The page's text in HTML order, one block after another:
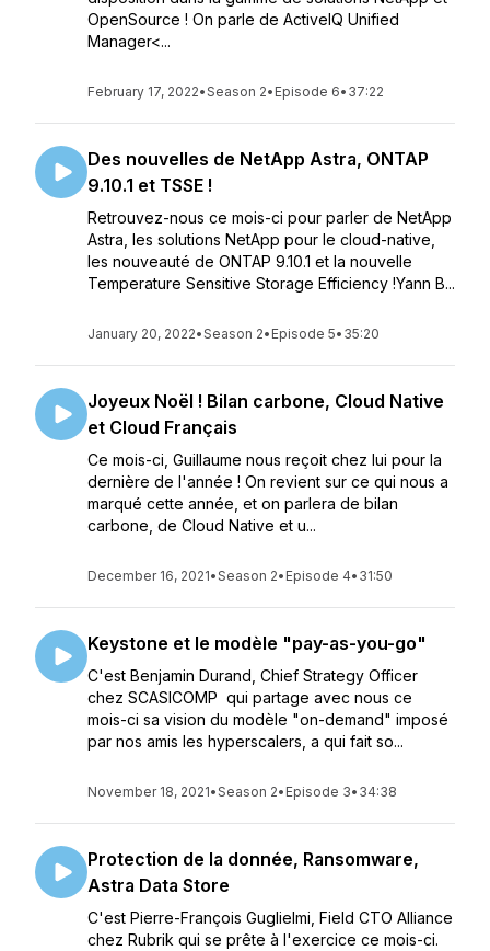
OpenSource ! On parle de ActiveIQ Unified
Manager<...
February 17, 2022•Season 2• Episode 6• 37:22
Des nouvelles de NetApp Astra, ONTAP
9.10.1 et TSSE !
Retrouvez-nous ce mois-ci pour parler de NetApp
Astra, les solutions NetApp pour le cloud-native,
les nouveauté de ONTAP 9.10.1 et la nouvelle
Temperature Sensitive Storage Efficiency !Yann B...
January 20, 2022•Season 2• Episode 5• 35:20
Joyeux Noël ! Bilan carbone, Cloud Native
et Cloud Français
Ce mois-ci, Guillaume nous reçoit chez lui pour la
dernière de l'année ! On revient sur ce qui nous a
marqué cette année, et on parlera de bilan
carbone, de Cloud Native et u...
December 16, 2021•Season 2• Episode 4• 31:50
Keystone et le modèle "pay-as-you-go"
C'est Benjamin Durand, Chief Strategy Officer
chez SCASICOMP qui partage avec nous ce
mois-ci sa vision du modèle "on-demand" imposé
par nos amis les hyperscalers, a qui fait so...
November 18, 2021•Season 2• Episode 3• 34:38
Protection de la donnée, Ransomware,
Astra Data Store
C'est Pierre-François Guglielmi, Field CTO Alliance
chez Rubrik qui se prête à l'exercice ce mois-ci.